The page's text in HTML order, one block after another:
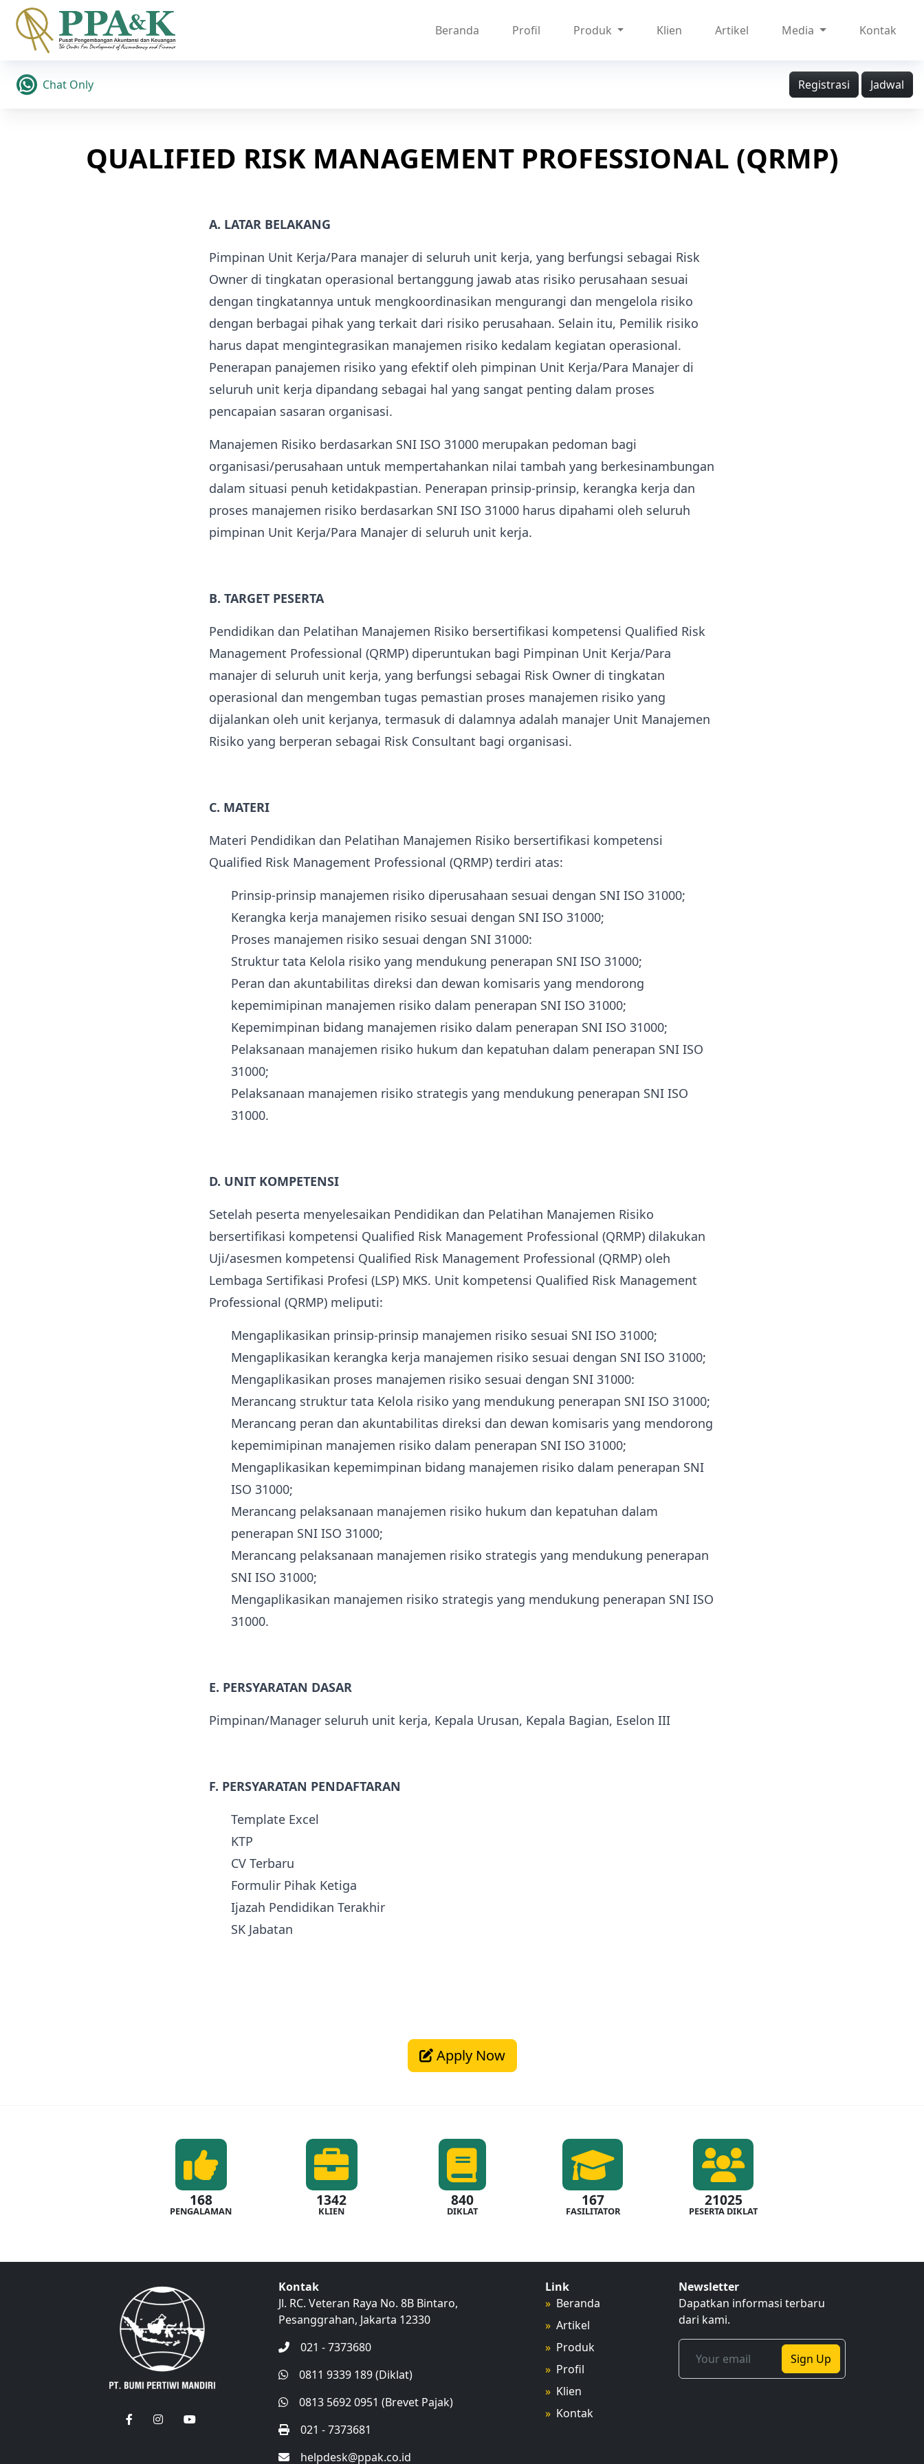
Beranda Profil Produk Klien Artikel Media Kontak
Chat Only Registrasi Jadwal
QUALIFIED RISK MANAGEMENT PROFESSIONAL (QRMP)
A. LATAR BELAKANG
Pimpinan Unit Kerja/Para manajer di seluruh unit kerja, yang berfungsi sebagai Risk
Owner di tingkatan operasional bertanggung jawab atas risiko perusahaan sesuai
dengan tingkatannya untuk mengkoordinasikan mengurangi dan mengelola risiko
dengan berbagai pihak yang terkait dari risiko perusahaan. Selain itu, Pemilik risiko
harus dapat mengintegrasikan manajemen risiko kedalam kegiatan operasional.
Penerapan panajemen risiko yang efektif oleh pimpinan Unit Kerja/Para Manajer di
seluruh unit kerja dipandang sebagai hal yang sangat penting dalam proses
pencapaian sasaran organisasi.
Manajemen Risiko berdasarkan SNI ISO 31000 merupakan pedoman bagi
organisasi/perusahaan untuk mempertahankan nilai tambah yang berkesinambungan
dalam situasi penuh ketidakpastian. Penerapan prinsip-prinsip, kerangka kerja dan
proses manajemen risiko berdasarkan SNI ISO 31000 harus dipahami oleh seluruh
pimpinan Unit Kerja/Para Manajer di seluruh unit kerja.
B. TARGET PESERTA
Pendidikan dan Pelatihan Manajemen Risiko bersertifikasi kompetensi Qualified Risk
Management Professional (QRMP) diperuntukan bagi Pimpinan Unit Kerja/Para
manajer di seluruh unit kerja, yang berfungsi sebagai Risk Owner di tingkatan
operasional dan mengemban tugas pemastian proses manajemen risiko yang
dijalankan oleh unit kerjanya, termasuk di dalamnya adalah manajer Unit Manajemen
Risiko yang berperan sebagai Risk Consultant bagi organisasi.
C. MATERI
Materi Pendidikan dan Pelatihan Manajemen Risiko bersertifikasi kompetensi
Qualified Risk Management Professional (QRMP) terdiri atas:
Prinsip-prinsip manajemen risiko diperusahaan sesuai dengan SNI ISO 31000;
Kerangka kerja manajemen risiko sesuai dengan SNI ISO 31000;
Proses manajemen risiko sesuai dengan SNI 31000:
Struktur tata Kelola risiko yang mendukung penerapan SNI ISO 31000;
Peran dan akuntabilitas direksi dan dewan komisaris yang mendorong
kepemimipinan manajemen risiko dalam penerapan SNI ISO 31000;
Kepemimpinan bidang manajemen risiko dalam penerapan SNI ISO 31000;
Pelaksanaan manajemen risiko hukum dan kepatuhan dalam penerapan SNI ISO
31000;
Pelaksanaan manajemen risiko strategis yang mendukung penerapan SNI ISO
31000.
D. UNIT KOMPETENSI
Setelah peserta menyelesaikan Pendidikan dan Pelatihan Manajemen Risiko
bersertifikasi kompetensi Qualified Risk Management Professional (QRMP) dilakukan
Uji/asesmen kompetensi Qualified Risk Management Professional (QRMP) oleh
Lembaga Sertifikasi Profesi (LSP) MKS. Unit kompetensi Qualified Risk Management
Professional (QRMP) meliputi:
Mengaplikasikan prinsip-prinsip manajemen risiko sesuai SNI ISO 31000;
Mengaplikasikan kerangka kerja manajemen risiko sesuai dengan SNI ISO 31000;
Mengaplikasikan proses manajemen risiko sesuai dengan SNI 31000:
Merancang struktur tata Kelola risiko yang mendukung penerapan SNI ISO 31000;
Merancang peran dan akuntabilitas direksi dan dewan komisaris yang mendorong
kepemimipinan manajemen risiko dalam penerapan SNI ISO 31000;
Mengaplikasikan kepemimpinan bidang manajemen risiko dalam penerapan SNI
ISO 31000;
Merancang pelaksanaan manajemen risiko hukum dan kepatuhan dalam
penerapan SNI ISO 31000;
Merancang pelaksanaan manajemen risiko strategis yang mendukung penerapan
SNI ISO 31000;
Mengaplikasikan manajemen risiko strategis yang mendukung penerapan SNI ISO
31000.
E. PERSYARATAN DASAR
Pimpinan/Manager seluruh unit kerja, Kepala Urusan, Kepala Bagian, Eselon III
F. PERSYARATAN PENDAFTARAN
Template Excel
KTP
CV Terbaru
Formulir Pihak Ketiga
Ijazah Pendidikan Terakhir
SK Jabatan
Apply Now
168
PENGALAMAN
1342
KLIEN
840
DIKLAT
167
FASILITATOR
21025
PESERTA DIKLAT
Kontak
Jl. RC. Veteran Raya No. 8B Bintaro,
Pesanggrahan, Jakarta 12330
021 - 7373680
0811 9339 189 (Diklat)
0813 5692 0951 (Brevet Pajak)
021 - 7373681
helpdesk@ppak.co.id
Link
Beranda
Artikel
Produk
Profil
Klien
Kontak
Newsletter
Dapatkan informasi terbaru
dari kami.
Sign Up